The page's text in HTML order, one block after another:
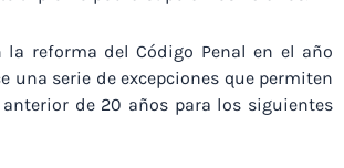
la reforma del Código Penal en el año
una serie de excepciones que permiten
de 20 años para los siguientes